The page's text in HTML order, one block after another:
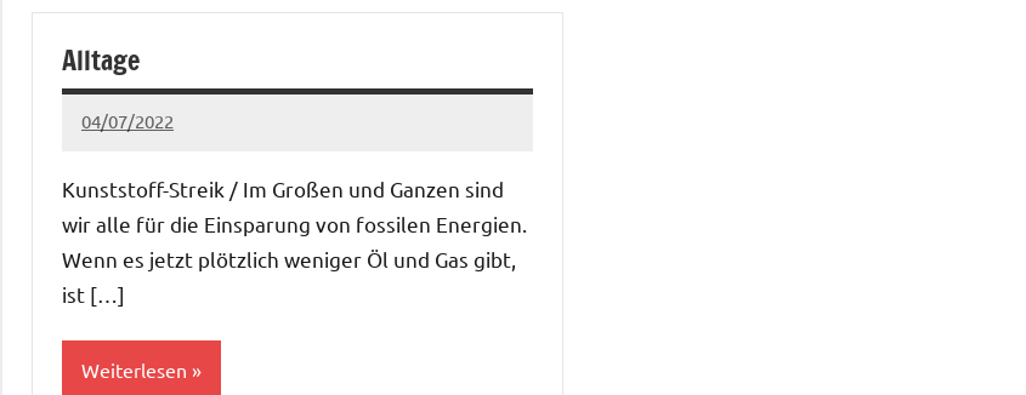
Alltage
04/07/2022
Ria
Keine
Kunststoff-Streik / Im Großen und Ganzen sind
wir alle für die Einsparung von fossilen Energien.
Wenn es jetzt plötzlich weniger Öl und Gas gibt,
ist […]
Weiterlesen